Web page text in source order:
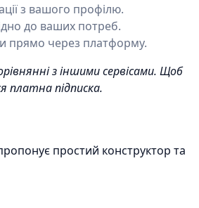
з вашого профілю.
до ваших потреб.
прямо через платформу.
з іншими сервісами. Щоб
платна підписка.
простий конструктор та